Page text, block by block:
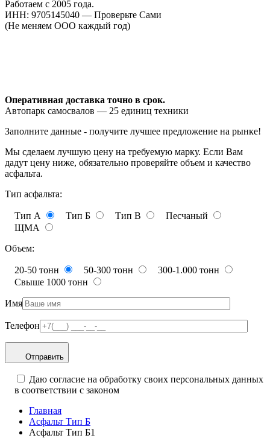
Работаем с 2005 года.
ИНН: 9705145040 — Проверьте Сами
(Не меняем ООО каждый год)
Оперативная доставка точно в срок.
Автопарк самосвалов — 25 единиц техники
Заполните данные - получите лучшее предложение на рынке!
Мы сделаем лучшую цену на требуемую марку. Если Вам
дадут цену ниже, обязательно проверяйте объем и качество
асфальта.
Тип асфальта:
Тип А Тип Б Тип В
Песчаный
ЩМА
Объем:
20-50 тонн 50-300 тонн
300-1.000 тонн
Свыше 1000 тонн
Имя
Телефон
Отправить
Даю согласие на обработку своих персональных данных
в соответствии с законом
Главная
Асфальт Тип Б
Асфальт Тип Б1